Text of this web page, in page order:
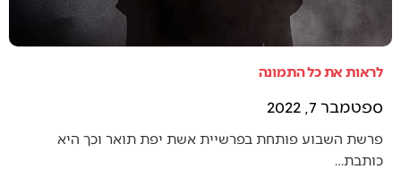
לראות את כל התמונה
ספטמבר 7, 2022
פרשת השבוע פותחת בפרשיית אשת יפת תואר וכך היא
כותבת…